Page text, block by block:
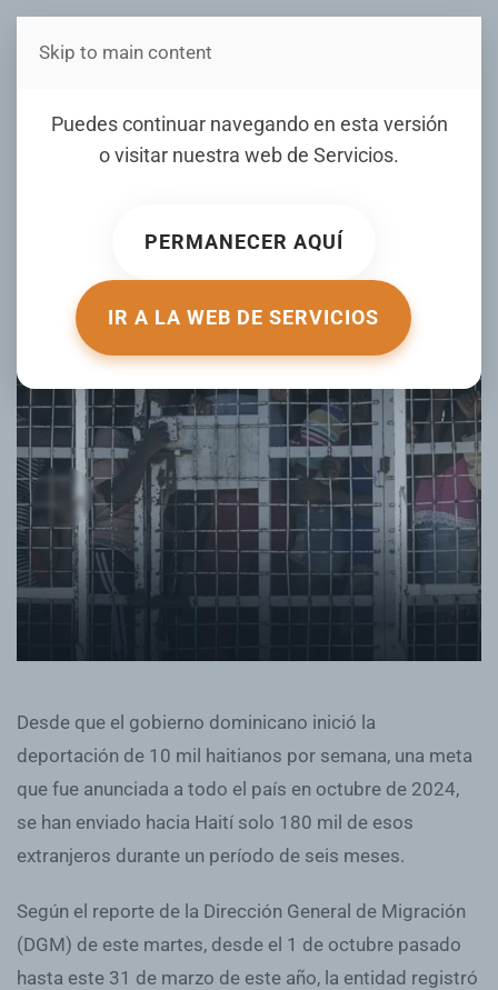
Estás en Telenord Medios
Puedes continuar navegando en esta versión
o visitar nuestra web de Servicios.
PERMANECER AQUÍ
IR A LA WEB DE SERVICIOS
Skip to main content
En seis meses, República
Dominicana debió deportar
DGM reporta 180 mil
ESCRITO POR HOY.COM EL
. PUBLICADO EN
NOTICIAS
Desde que el gobierno dominicano inició la
deportación de 10 mil haitianos por semana, una meta
que fue anunciada a todo el país en octubre de 2024,
se han enviado hacia Haití solo 180 mil de esos
extranjeros durante un período de seis meses.
Según el reporte de la Dirección General de Migración
(DGM) de este martes, desde el 1 de octubre pasado
hasta este 31 de marzo de este año, la entidad registró